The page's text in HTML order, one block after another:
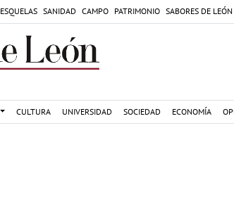
ESQUELAS SANIDAD CAMPO PATRIMONIO SABORES DE LEÓN
CULTURA UNIVERSIDAD SOCIEDAD ECONOMÍA